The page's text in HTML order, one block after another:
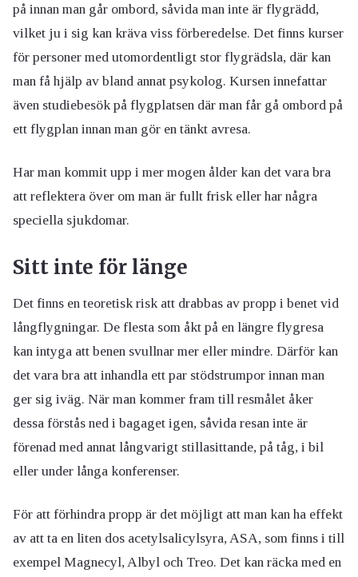
på innan man går ombord, såvida man inte är flygrädd,
vilket ju i sig kan kräva viss förberedelse. Det finns kurser
för personer med utomordentligt stor flygrädsla, där kan
man få hjälp av bland annat psykolog. Kursen innefattar
även studiebesök på flygplatsen där man får gå ombord på
ett flygplan innan man gör en tänkt avresa.
Har man kommit upp i mer mogen ålder kan det vara bra
att reflektera över om man är fullt frisk eller har några
speciella sjukdomar.
Sitt inte för länge
Det finns en teoretisk risk att drabbas av propp i benet vid
långflygningar. De flesta som åkt på en längre flygresa
kan intyga att benen svullnar mer eller mindre. Därför kan
det vara bra att inhandla ett par stödstrumpor innan man
ger sig iväg. När man kommer fram till resmålet åker
dessa förstås ned i bagaget igen, såvida resan inte är
förenad med annat långvarigt stillasittande, på tåg, i bil
eller under långa konferenser.
För att förhindra propp är det möjligt att man kan ha effekt
av att ta en liten dos acetylsalicylsyra, ASA, som finns i till
exempel Magnecyl, Albyl och Treo. Det kan räcka med en